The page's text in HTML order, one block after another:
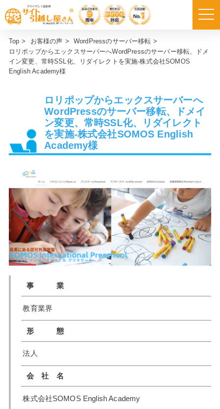
Top > お客様の声 > WordPressのサーバー移転 >
ロリポップからエックスサーバーへWordPressのサーバー移転、ドメ
イン変更、常時SSL化、リダイレクトを実施-株式会社SOMOS
English Academy様
ロリポップからエックスサーバーへ
WordPressのサーバー移転、ドメイ
ン変更、常時SSL化、リダイレクト
を実施-株式会社SOMOS English
Academy様
事 業
教育業界
形 態
法人
会 社 名
株式会社SOMOS English Academy